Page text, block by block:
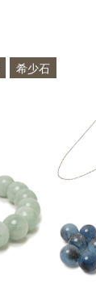
希少石